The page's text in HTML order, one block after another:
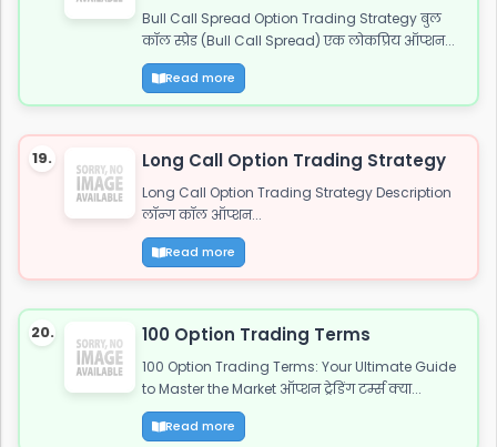
Bull Call Spread Option Trading Strategy बुल
कॉल स्प्रेड (Bull Call Spread) एक लोकप्रिय ऑप्शन...
Read more
19. Long Call Option Trading Strategy
Long Call Option Trading Strategy Description
लॉन्ग कॉल ऑप्शन...
Read more
20. 100 Option Trading Terms
100 Option Trading Terms: Your Ultimate Guide
to Master the Market ऑप्शन ट्रेडिंग टर्म्स क्या...
Read more